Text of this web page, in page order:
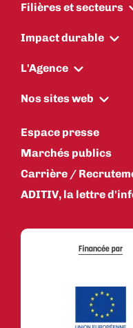
Filières et secteurs
Impact durable
L'Agence
Nos sites web
Espace presse
Marchés publics
Carrière /
ADITIV, la lettre